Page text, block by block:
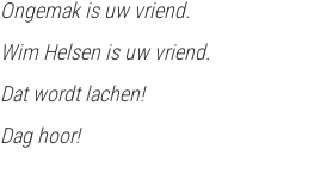
Ongemak is uw vriend.
Wim Helsen is uw vriend.
Dat wordt lachen!
Dag hoor!